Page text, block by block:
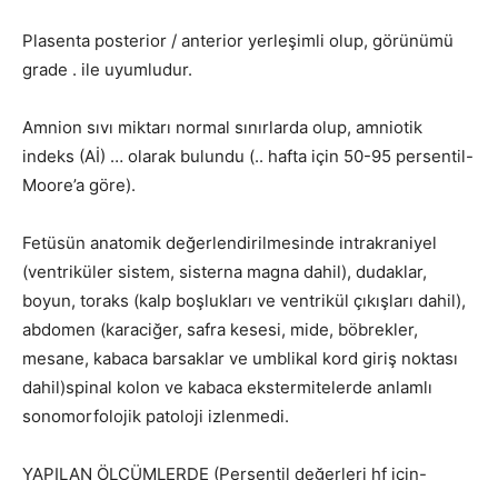
Plasenta posterior / anterior yerleşimli olup, görünümü
grade . ile uyumludur.
Amnion sıvı miktarı normal sınırlarda olup, amniotik
indeks (Aİ) … olarak bulundu (.. hafta için 50-95 persentil-
Moore’a göre).
Fetüsün anatomik değerlendirilmesinde intrakraniyel
(ventriküler sistem, sisterna magna dahil), dudaklar,
boyun, toraks (kalp boşlukları ve ventrikül çıkışları dahil),
abdomen (karaciğer, safra kesesi, mide, böbrekler,
mesane, kabaca barsaklar ve umblikal kord giriş noktası
dahil)spinal kolon ve kabaca ekstermitelerde anlamlı
sonomorfolojik patoloji izlenmedi.
YAPILAN ÖLÇÜMLERDE (Persentil değerleri hf için-